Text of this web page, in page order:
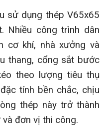
sử dụng thép V65x65
Nhiều công trình dân
cơ khí, nhà xưởng và
thang, cổng sắt bước
theo lượng tiêu thụ
tính bền chắc, chịu
thép này trở thành
đơn vị thi công.